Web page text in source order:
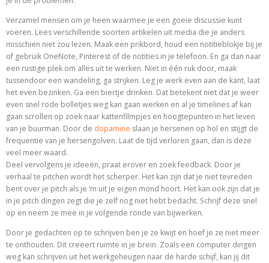
Verzamel mensen om je heen waarmee je een goeie discussie kunt
voeren. Lees verschillende soorten artikelen uit media die je anders
misschien niet zou lezen. Maak een prikbord, houd een notitieblokje bij je
of gebruik OneNote, Pinterest of de notities in je telefoon. En ga dan naar
een rustige plek om alles uit te werken. Niet in één ruk door, maak
tussendoor een wandeling, ga strijken. Leg je werk even aan de kant, laat
het even bezinken. Ga een biertje drinken. Dat betekent niet dat je weer
even snel rode bolletjes weg kan gaan werken en al je timelines af kan
gaan scrollen op zoek naar kattenfilmpjes en hoogtepunten in het leven
van je buurman. Door de dopamine slaan je hersenen op hol en stijgt de
frequentie van je hersengolven. Laat de tijd verloren gaan, dan is deze
veel meer waard.
Deel vervolgens je ideeën, praat erover en zoek feedback. Door je
verhaal te pitchen wordt het scherper. Het kan zijn dat je niet tevreden
bent over je pitch als je ‘m uit je eigen mond hoort. Het kan ook zijn dat je
in je pitch dingen zegt die je zelf nog niet hebt bedacht. Schrijf deze snel
op en neem ze mee in je volgende ronde van bijwerken.
Door je gedachten op te schrijven ben je ze kwijt en hoef je ze niet meer
te onthouden. Dit creëert ruimte in je brein. Zoals een computer dingen
weg kan schrijven uit het werkgeheugen naar de harde schijf, kan jij dit